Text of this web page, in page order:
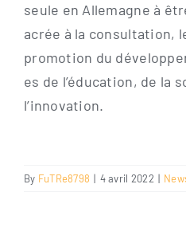
seu­le en Alle­ma­gne à
acrée à la con­sul­ta­ti­on,
pro­mo­ti­on du
es de l’éducation, de la
l’innovation.
By FuTRe8798 | 4 avril 2022 |